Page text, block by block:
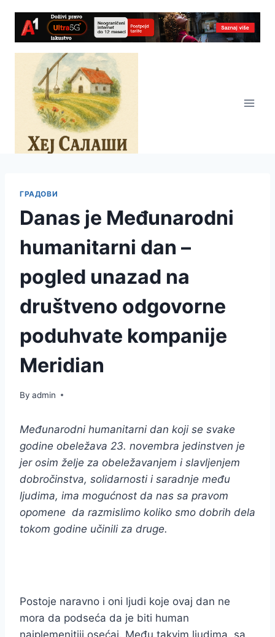
content
ГРАДОВИ
Danas je Međunarodni
humanitarni dan –
pogled unazad na
društveno odgovorne
poduhvate kompanije
Meridian
By admin
Međunarodni humanitarni dan koji se svake
godine obeležava 23. novembra jedinstven je
jer osim želje za obeležavanjem i slavljenjem
dobročinstva, solidarnosti i saradnje među
ljudima, ima mogućnost da nas sa pravom
opomene da razmislimo koliko smo dobrih dela
tokom godine učinili za druge.
Postoje naravno i oni ljudi koje ovaj dan ne
mora da podseća da je biti human
najplemenitiji osećaj. Među takvim ljudima, sa